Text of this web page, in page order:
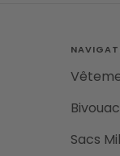
4
Bivouac
Sacs